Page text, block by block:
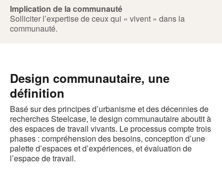
Implication de la communauté
Solliciter l’expertise de ceux qui « vivent » dans la
communauté.
Design communautaire, une
définition
Basé sur des principes d’urbanisme et des décennies de
recherches Steelcase, le design communautaire aboutit à
des espaces de travail vivants. Le processus compte trois
phases : compréhension des besoins, conception d’une
palette d’espaces et d’expériences, et évaluation de
l’espace de travail.